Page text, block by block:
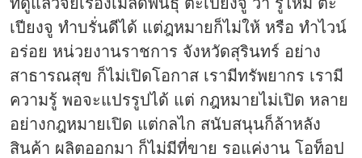
เปียงจู ทำบรั่นดีได้ แต่ฎหมายก็ไม่ให้ หรือ ทำไวน์
อร่อย หน่วยงานราชการ จังหวัดสุรินทร์ อย่าง
สาธารณสุข ก็ไม่เปิดโอกาส เรามีทรัพยากร เรามี
ความรู้ พอจะแปรรูปได้ แต่ กฎหมายไม่เปิด หลาย
อย่างกฎหมายเปิด แต่กลไก สนับสนุนก็ล้าหลัง
สินค้า ผลิตออกมา ก็ไม่มีที่ขาย รอแค่งาน โอท็อป